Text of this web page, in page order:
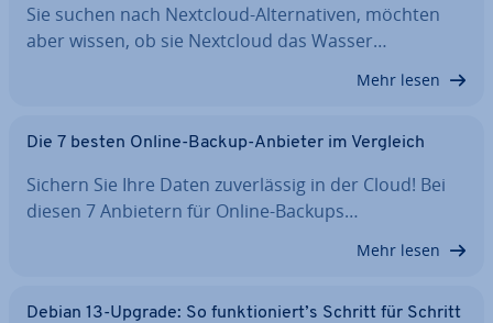
Sie suchen nach Nextcloud-Al­ter­na­ti­ven, möchten
aber wissen, ob sie Nextcloud das Wasser…
Mehr lesen
Die 7 besten Online-Backup-Anbieter im Vergleich
Sichern Sie Ihre Daten zu­ver­läs­sig in der Cloud! Bei
diesen 7 Anbietern für Online-Backups…
Mehr lesen
Debian 13-Upgrade: So funk­tio­niert’s Schritt für Schritt